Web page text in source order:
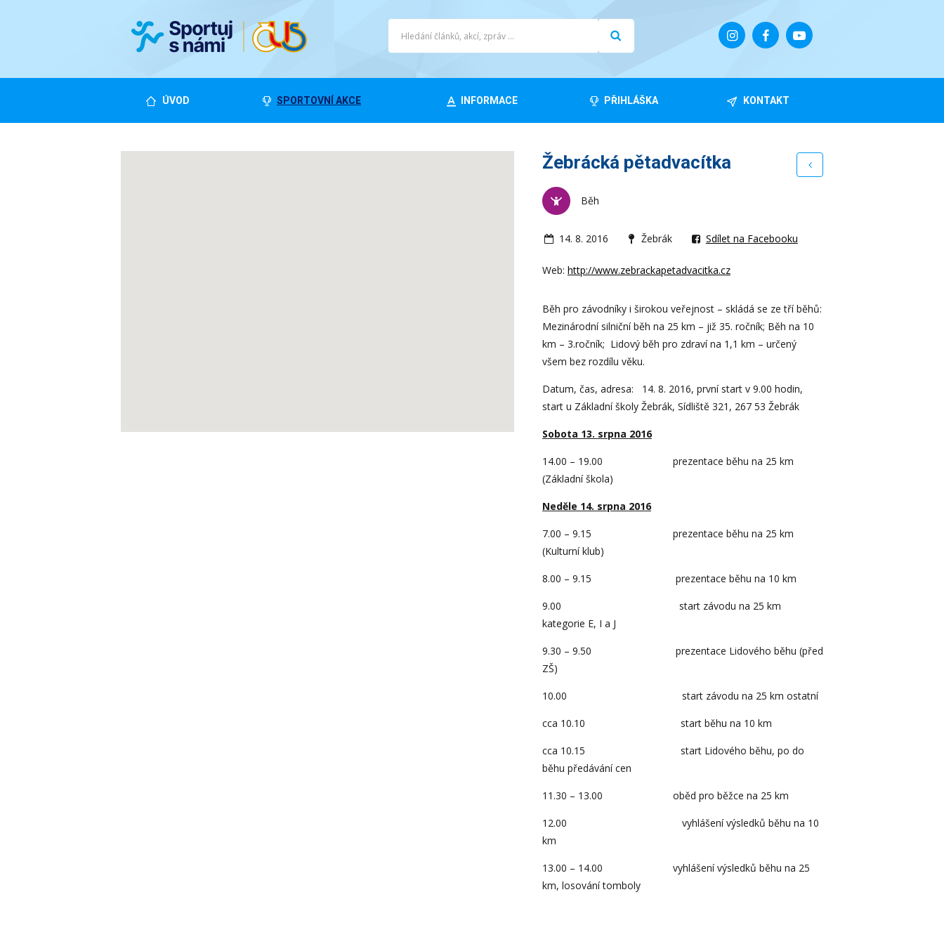
ÚVOD SPORTOVNÍ AKCE INFORMACE PŘIHLÁŠKA KONTAKT
Žebrácká pětadvacítka
Běh
14. 8. 2016 Žebrák Sdílet na Facebooku
Web: http://www.zebrackapetadvacitka.cz
Běh pro závodníky i širokou veřejnost – skládá se ze tří běhů:
Mezinárodní silniční běh na 25 km – již 35. ročník; Běh na 10
km – 3.ročník; Lidový běh pro zdraví na 1,1 km – určený
všem bez rozdílu věku.
Datum, čas, adresa: 14. 8. 2016, první start v 9.00 hodin,
start u Základní školy Žebrák, Sídliště 321, 267 53 Žebrák
Sobota 13. srpna 2016
14.00 – 19.00 prezentace běhu na 25 km
(Základní škola)
Neděle 14. srpna 2016
7.00 – 9.15 prezentace běhu na 25 km
(Kulturní klub)
8.00 – 9.15 prezentace běhu na 10 km
9.00 start závodu na 25 km
kategorie E, I a J
9.30 – 9.50 prezentace Lidového běhu (před
ZŠ)
10.00 start závodu na 25 km ostatní
cca 10.10 start běhu na 10 km
cca 10.15 start Lidového běhu, po do
běhu předávání cen
11.30 – 13.00 oběd pro běžce na 25 km
12.00 vyhlášení výsledků běhu na 10
km
13.00 – 14.00 vyhlášení výsledků běhu na 25
km, losování tomboly